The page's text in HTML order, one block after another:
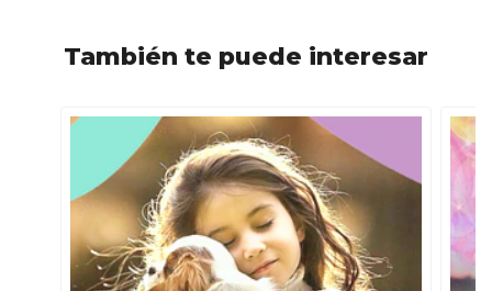
También te puede interesar